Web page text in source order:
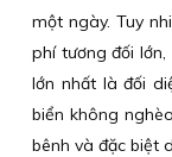
một ngày. Tuy
phí tương đối
lớn nhất là đối
biển không
bênh và đặc biệt